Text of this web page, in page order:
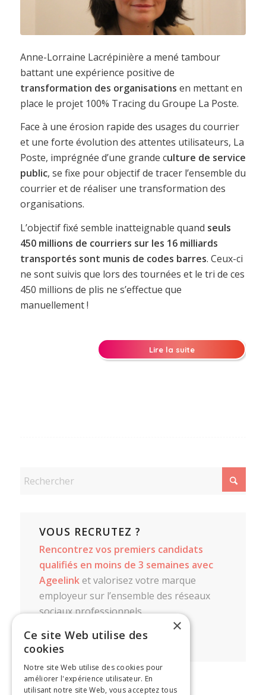
Anne-Lorraine Lacrépinière a mené tambour
battant une expérience positive de
transformation des organisations en mettant en
place le projet 100% Tracing du Groupe La Poste.
Face à une érosion rapide des usages du courrier
et une forte évolution des attentes utilisateurs, La
Poste, imprégnée d’une grande culture de service
public, se fixe pour objectif de tracer l’ensemble du
courrier et de réaliser une transformation des
organisations.
L’objectif fixé semble inatteignable quand seuls
450 millions de courriers sur les 16 milliards
transportés sont munis de codes barres. Ceux-ci
ne sont suivis que lors des tournées et le tri de ces
450 millions de plis ne s’effectue que
manuellement !
Lire la suite
VOUS RECRUTEZ ?
Rencontrez vos premiers candidats
qualifiés en moins de 3 semaines avec
Ageelinket valorisez votre marque
employeur sur l’ensemble des réseaux
sociaux professionnels.
CONTACTEZ-NOUS
×
Ce site Web utilise des
cookies
Notre site Web utilise des cookies pour
améliorer l'expérience utilisateur. En
utilisant notre site Web, vous acceptez tous